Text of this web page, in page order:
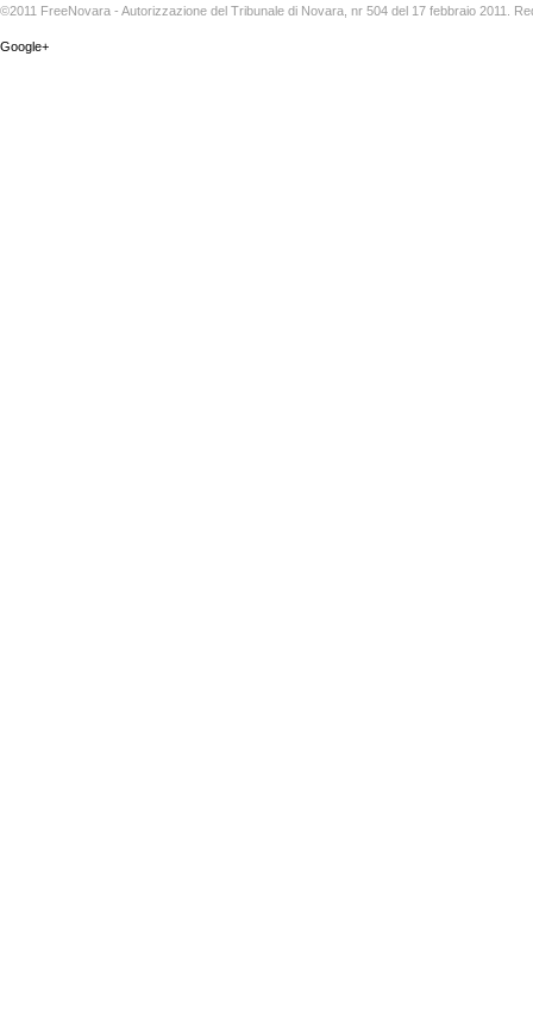
©2011 FreeNovara - Autorizzazione del Tribunale di Novara, nr 504 del 17 febbraio 2011.
Google+